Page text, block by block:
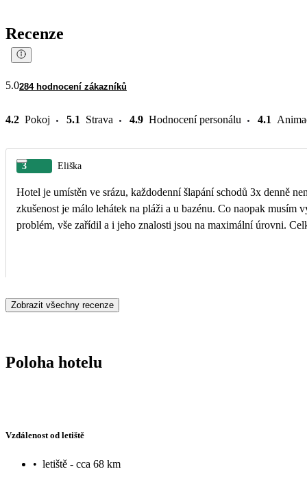
Recenze
5.0284 hodnocení zákazníků
4.2 Pokoj 5.1 Strava 4.9 Hodnocení personálu 4.1
3 Eliška
Hotel je umístěn ve srázu, každodenní šlapání schodů 3x denně
zkušenost je málo lehátek na pláži a u bazénu. Co naopak
problém, vše zařídil a i jeho znalosti jsou na maximální úrovni.
Zobrazit všechny recenze
Poloha hotelu
Vzdálenost od letiště
• letiště - cca 68 km